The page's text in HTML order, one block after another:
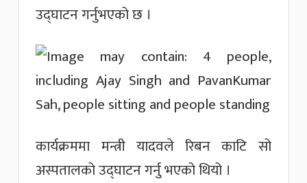
उद्घाटन गर्नुभएको छ ।
कार्यक्रममा मन्त्री यादवले रिबन काटि सो
अस्पतालको उद्घाटन गर्नु भएको थियो ।